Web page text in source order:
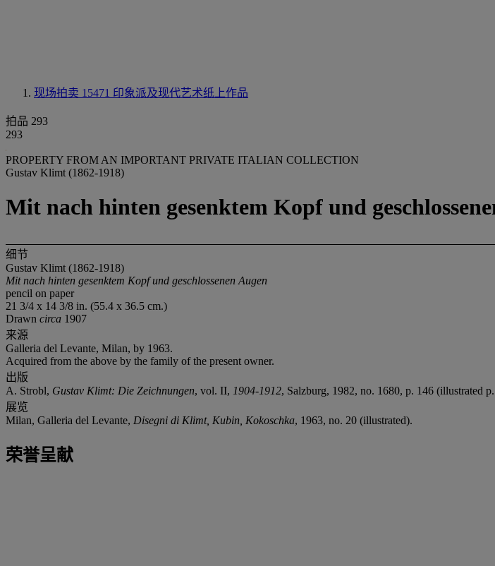
现场拍卖 15471 印象派及现代艺术纸上作品
拍品 293
293
PROPERTY FROM AN IMPORTANT PRIVATE ITALIAN COLLECTION
Gustav Klimt (1862-1918)
Mit nach hinten gesenktem Kopf und
细节
Gustav Klimt (1862-1918)
Mit nach hinten gesenktem Kopf und geschlossenen Augen
pencil on paper
21 3/4 x 14 3/8 in. (55.4 x 36.5 cm.)
Drawn circa 1907
来源
Galleria del Levante, Milan, by 1963.
Acquired from the above by the family of the present owner.
出版
A. Strobl, Gustav Klimt: Die Zeichnungen, vol. II, 1904-1912, Salzburg, 1982, no. 1680, p. 146 (illustrated
展览
Milan, Galleria del Levante, Disegni di Klimt, Kubin, Kokoschka, 1963, no. 20 (illustrated).
荣誉呈献